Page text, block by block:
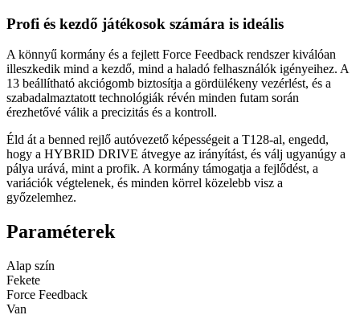
Profi és kezdő játékosok számára is ideális
A könnyű kormány és a fejlett Force Feedback rendszer kiválóan
illeszkedik mind a kezdő, mind a haladó felhasználók igényeihez. A
13 beállítható akciógomb biztosítja a gördülékeny vezérlést, és a
szabadalmaztatott technológiák révén minden futam során
érezhetővé válik a precizitás és a kontroll.
Éld át a benned rejlő autóvezető képességeit a T128-al, engedd,
hogy a HYBRID DRIVE átvegye az irányítást, és válj ugyanúgy a
pálya urává, mint a profik. A kormány támogatja a fejlődést, a
variációk végtelenek, és minden körrel közelebb visz a
győzelemhez.
Paraméterek
Alap szín
Fekete
Force Feedback
Van